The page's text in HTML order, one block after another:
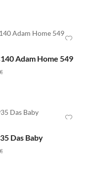
Adam Home 549
Das Baby